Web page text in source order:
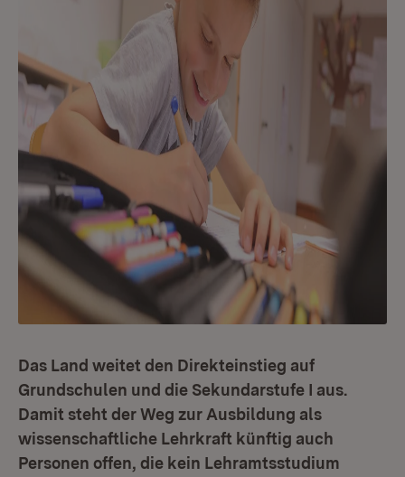
Das Land weitet den Direkteinstieg auf
Grundschulen und die Sekundarstufe I aus.
Damit steht der Weg zur Ausbildung als
wissenschaftliche Lehrkraft künftig auch
Personen offen, die kein Lehramtsstudium